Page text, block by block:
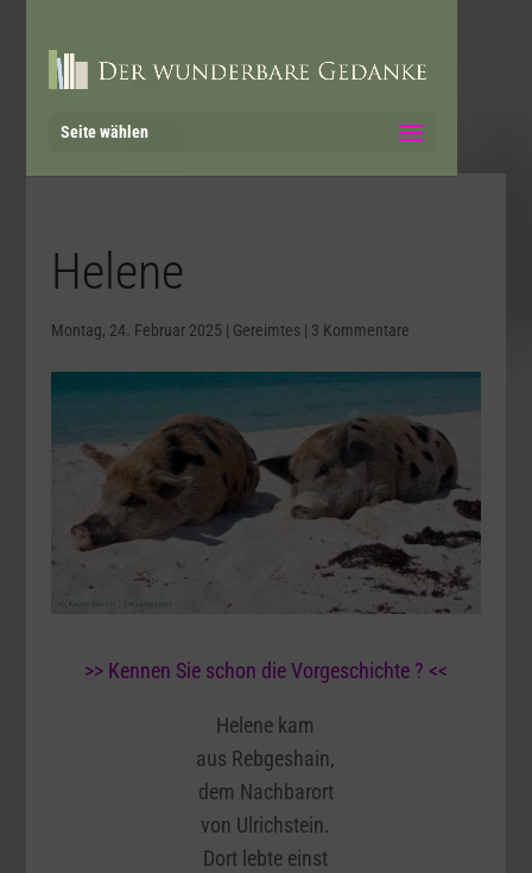
Seite wählen
Helene
Montag, 24. Februar 2025 | Gereimtes| 3 Kommentare
>> Kennen Sie schon die Vorgeschichte ? <<
Helene kam
aus Rebgeshain,
dem Nachbarort
von Ulrichstein.
Dort lebte einst